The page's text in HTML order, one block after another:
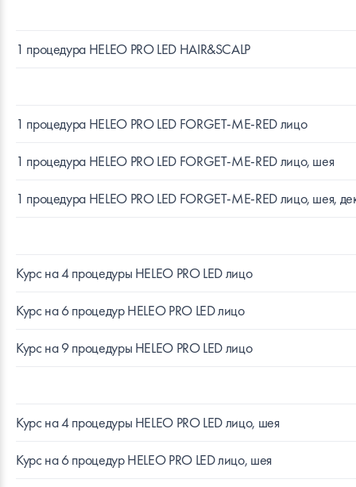
1 процедура HELEO PRO LED HAIR&SCALP
1 процедура HELEO PRO LED FORGET-ME-RED лицо
1 процедура HELEO PRO LED FORGET-ME-RED лицо, шея
1 процедура HELEO PRO LED FORGET-ME-RED лицо, шея,
Курс на 4 процедуры HELEO PRO LED лицо
Курс на 6 процедур HELEO PRO LED лицо
Курс на 9 процедуры HELEO PRO LED лицо
Курс на 4 процедуры HELEO PRO LED лицо, шея
Курс на 6 процедур HELEO PRO LED лицо, шея